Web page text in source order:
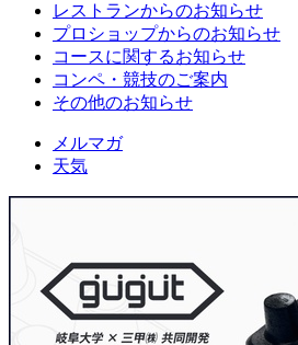
レストランからのお知らせ
プロショップからのお知らせ
コースに関するお知らせ
コンペ・競技のご案内
その他のお知らせ
メルマガ
天気